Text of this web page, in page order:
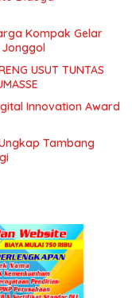
Kompak Gelar
Jonggol
USUT TUNTAS
Innovation Award
Tambang